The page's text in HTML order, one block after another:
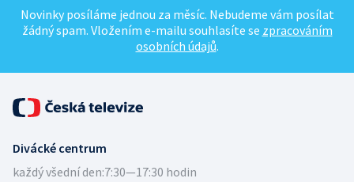
Novinky posíláme jednou za měsíc. Nebudeme vám posílat
žádný spam. Vložením e-mailu souhlasíte se zpracováním
osobních údajů.